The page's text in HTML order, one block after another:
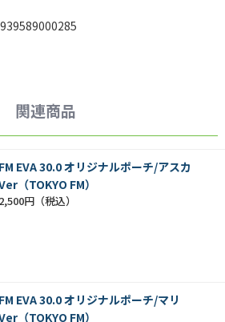
関連商品
FM EVA 30.0 オリジナルポーチ/アスカ
（TOKYO FM）
2,500円
FM EVA 30.0 オリジナルポーチ/マリ
（TOKYO FM）